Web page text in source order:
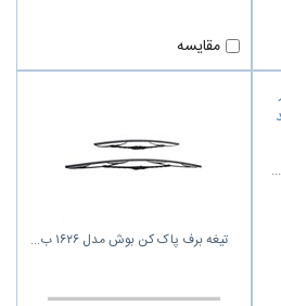
مقایسه
تیغه برف پاک کن بوش مدل ۱۶۲۶ ب